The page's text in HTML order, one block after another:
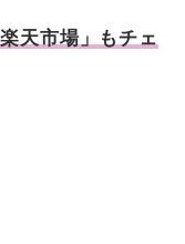
天市場」もチェ